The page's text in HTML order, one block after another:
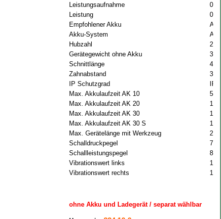
Leistungsaufnahme
Leistung
Empfohlener Akku
AK
Akku-System
AK
Hubzahl
Gerätegewicht ohne Akku
3.8
Schnittlänge
45
Zahnabstand
30
IP Schutzgrad
Max. Akkulaufzeit AK 10
50
Max. Akkulaufzeit AK 20
Max. Akkulaufzeit AK 30
Max. Akkulaufzeit AK 30 S
Max. Gerätelänge mit Werkzeug
Schalldruckpegel
77
Schallleistungspegel
88
Vibrationswert links
1.5
Vibrationswert rechts
1.5
ohne Akku und Ladegerät / separat wählbar